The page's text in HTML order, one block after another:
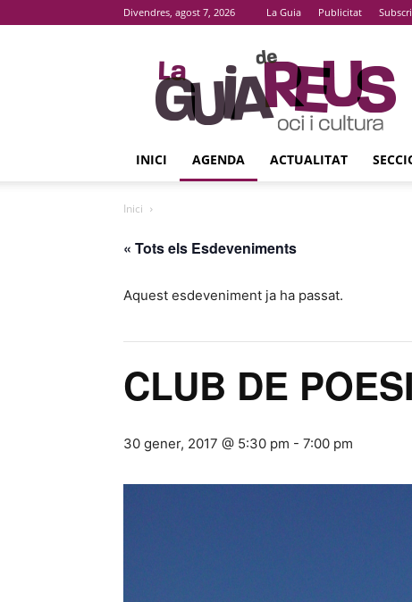
Divendres, agost 7, 2026 La Guia Publicitat
La
Guia
De
Reus
INICI AGENDA ACTUALITAT
Inici
« Tots els Esdeveniments
Aquest esdeveniment ja ha passat.
CLUB DE
30 gener, 2017 @ 5:30 pm - 7:00 pm